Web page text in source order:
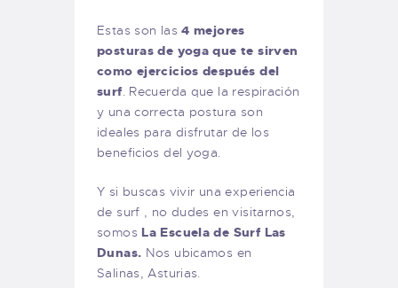
Estas son las4 mejores
posturas de yoga que te sirven
como ejercicios después del
surf . Recuerda que la respiración
y una correcta postura son
ideales para disfrutar de los
beneficios del yoga.
Y si buscas vivir una experiencia
de surf , no dudes en visitarnos,
somos La Escuela de Surf Las
Dunas. Nos ubicamos en
Salinas, Asturias.